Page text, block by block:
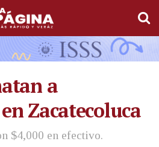
a
Zacatecoluca
$4,000 en efectivo.